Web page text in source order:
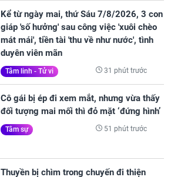
Kể từ ngày mai, thứ Sáu 7/8/2026, 3 con
giáp 'số hưởng' sau công việc 'xuôi chèo
mát mái', tiền tài 'thu về như nước', tình
duyên viên mãn
Tâm linh - Tử vi 31 phút trước
Cô gái bị ép đi xem mắt, nhưng vừa thấy
đối tượng mai mối thì đỏ mặt ‘đứng hình’
Tâm sự 51 phút trước
Thuyền bị chìm trong chuyến đi thiện